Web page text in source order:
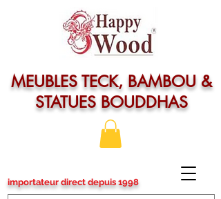
MEUBLES TECK, BAMBOU &
STATUES BOUDDHAS
importateur direct depuis 1998